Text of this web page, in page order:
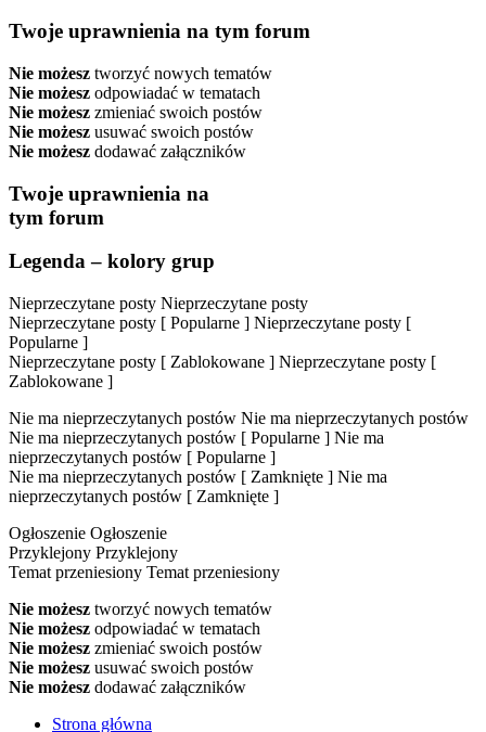
Twoje uprawnienia na tym forum
Nie możesz tworzyć nowych tematów
Nie możesz odpowiadać w tematach
Nie możesz zmieniać swoich postów
Nie możesz usuwać swoich postów
Nie możesz dodawać załączników
Twoje uprawnienia na
tym forum
Legenda – kolory grup
Nieprzeczytane posty Nieprzeczytane posty
Nieprzeczytane posty [ Popularne ] Nieprzeczytane posty [
Popularne ]
Nieprzeczytane posty [ Zablokowane ] Nieprzeczytane posty [
Zablokowane ]
Nie ma nieprzeczytanych postów Nie ma nieprzeczytanych postów
Nie ma nieprzeczytanych postów [ Popularne ] Nie ma
nieprzeczytanych postów [ Popularne ]
Nie ma nieprzeczytanych postów [ Zamknięte ] Nie ma
nieprzeczytanych postów [ Zamknięte ]
Ogłoszenie Ogłoszenie
Przyklejony Przyklejony
Temat przeniesiony Temat przeniesiony
Nie możesz tworzyć nowych tematów
Nie możesz odpowiadać w tematach
Nie możesz zmieniać swoich postów
Nie możesz usuwać swoich postów
Nie możesz dodawać załączników
Strona główna